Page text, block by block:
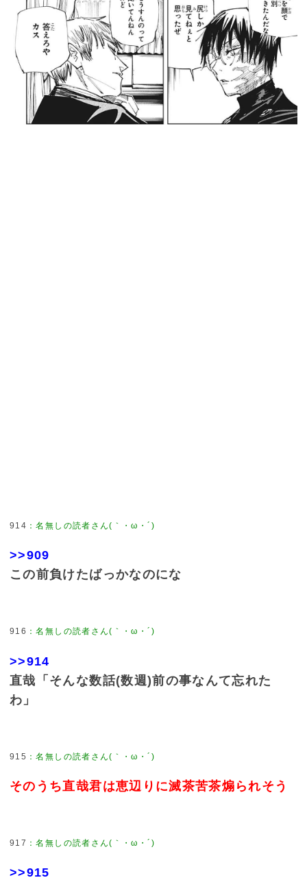
914 ：名無しの読者さん(｀・ω・´)
>>909
この前負けたばっかなのにな
916 ：名無しの読者さん(｀・ω・´)
>>914
直哉「そんな数話(数週)前の事なんて忘れた
わ」
915 ：名無しの読者さん(｀・ω・´)
そのうち直哉君は恵辺りに滅茶苦茶煽られそう
917 ：名無しの読者さん(｀・ω・´)
>>915